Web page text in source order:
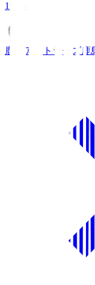
19:25
鹿島アントラーズ鹿島